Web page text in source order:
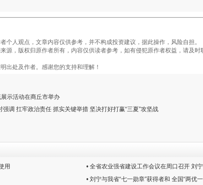
人观点，文章内容仅供参考，并不构成投资建议，据此操作，风险自担。
，版权归原作者所有，内容仅供读者参考，如有侵犯原作者权益，请及时
处及作者。感谢您的支持和理解！
示活动在商丘市举办
强调 扛牢政治责任 抓实关键举措 坚决打好打赢“三夏”攻坚战
用
• 全省农业强省建设工作会议在周口召开 刘
• 刘宁与我省“七一勋章”获得者和 全国“两优一